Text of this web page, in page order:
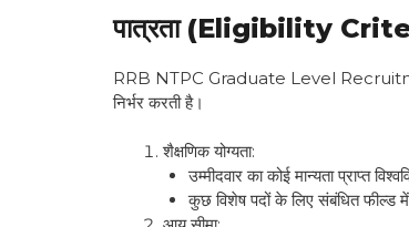
पात्रता (Eligibility
RRB NTPC Graduate Level
निर्भर करती है।
शैक्षणिक योग्यता:
उम्मीदवार का कोई मान्यता प्राप्त
कुछ विशेष पदों के लिए संबंधित फील्ड में